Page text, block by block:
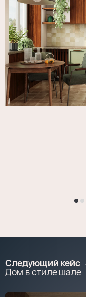
Следующий кейс
Дом в стиле шале